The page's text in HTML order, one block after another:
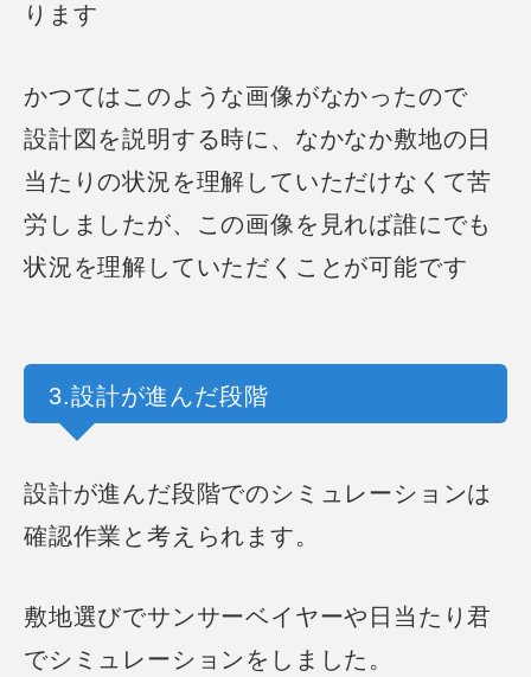
ります
かつてはこのような画像がなかったので
設計図を説明する時に、なかなか敷地の日
当たりの状況を理解していただけなくて苦
労しましたが、
この画像を見れば誰にでも
状況を理解していただくことが可能です
3.設計が進んだ段階
設計が進んだ段階でのシミュレーションは
確認作業と考えられます。
敷地選びでサンサーベイヤーや日当たり君
でシミュレーションをしました。